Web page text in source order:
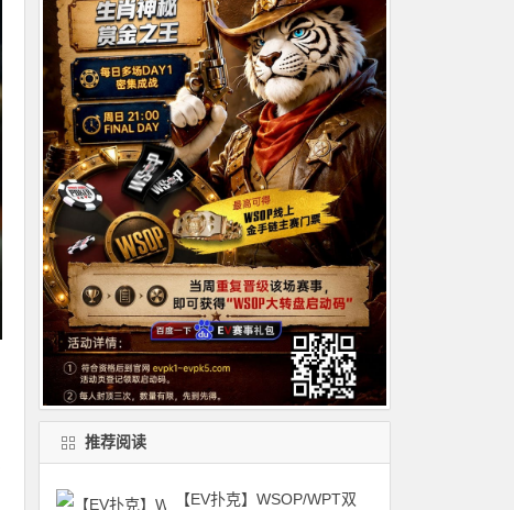
推荐阅读
【EV扑克】WSOP/WPT双